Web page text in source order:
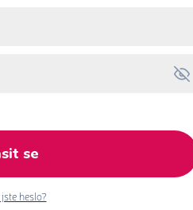
se
heslo?